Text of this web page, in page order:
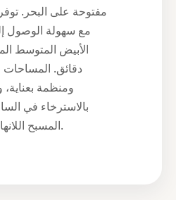
مفتوحة على البحر. توفر
مع سهولة الوصول
الأبيض المتوسط
دقائق.
ومنظمة بعناية،
بالاسترخاء في
المسبح اللانهائي بعد يوم طويل.